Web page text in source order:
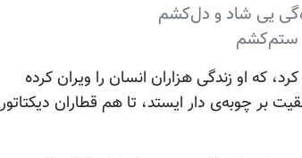
یی شاد و دل‌کشم
ستم‌کشم
که او زندگی هزاران انسان را ویران کرده
بر چوبه‌ی دار ایستد، تا هم قطاران دیکتاتور